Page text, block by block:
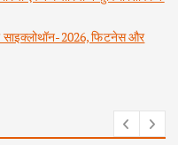
साइक्लोथॉन-2026, फिटनेस और